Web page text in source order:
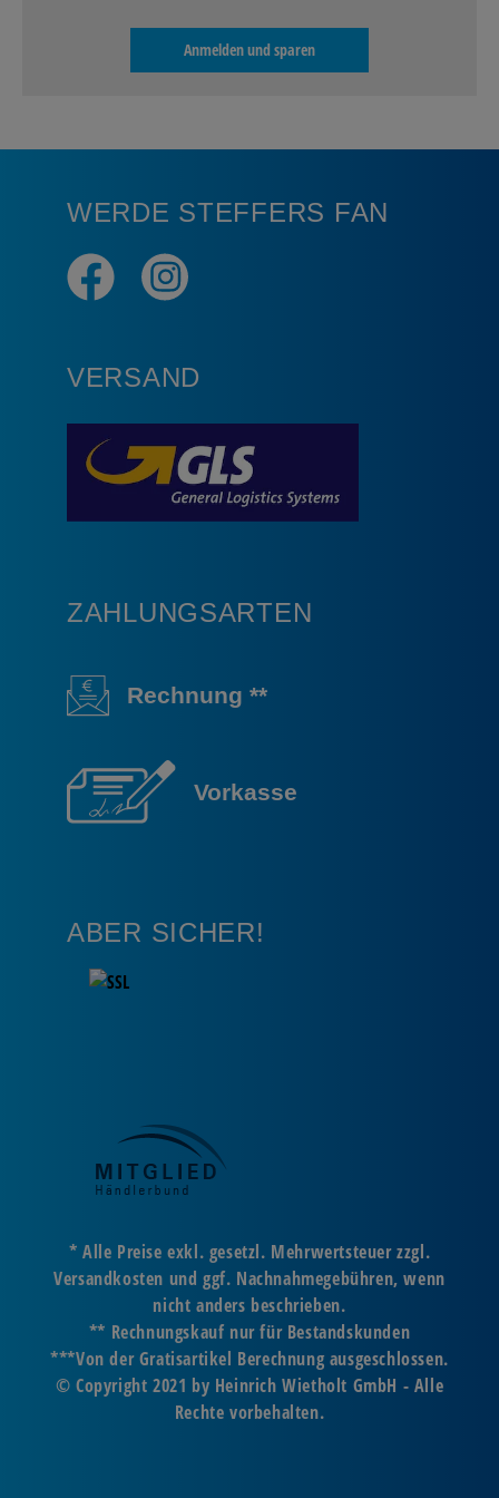
Anmelden und sparen
WERDE STEFFERS FAN
VERSAND
ZAHLUNGSARTEN
Rechnung **
Vorkasse
ABER SICHER!
* Alle Preise exkl. gesetzl. Mehrwertsteuer zzgl.
Versandkosten und ggf. Nachnahmegebühren, wenn
nicht anders beschrieben.
** Rechnungskauf nur für Bestandskunden
***Von der Gratisartikel Berechnung ausgeschlossen.
© Copyright 2021 by Heinrich Wietholt GmbH - Alle
Rechte vorbehalten.